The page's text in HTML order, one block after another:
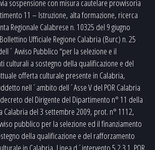
sospensione con misura cautelare provvisoria
11 – Istruzione, alta formazione, ricerca
Regionale Calabrese n. 10325 del 9 giugno
Ufficiale Regione Calabria (Burc) n. 25
Avviso Pubblico “per la selezione e il
culturali a sostegno della qualificazione e del
offerta culturale presente in Calabria,
nell´ambito dell´Asse V del POR Calabria
decreto del Dirigente del Dipartimento n° 11 della
Calabria del 3 settembre 2009, prot. n° 1112,
pubblico per la selezione ed il finanziamento
della qualificazione e del rafforzamento